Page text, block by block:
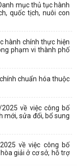
mục thủ tục hành
quốc tịch, nuôi con
hành chính thực hiện
phạm vi thành phố
chuẩn hóa thuộc
về việc công bố
mới, sửa đổi, bổ sung
về việc công bố
giải ở cơ sở, hỗ trợ